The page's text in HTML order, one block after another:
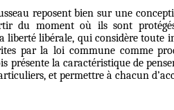
reposent bien sur une
du moment où ils sont
liberté libérale, qui considère toute
par la loi commune comme
présente la caractéristique de
et permettre à chacun